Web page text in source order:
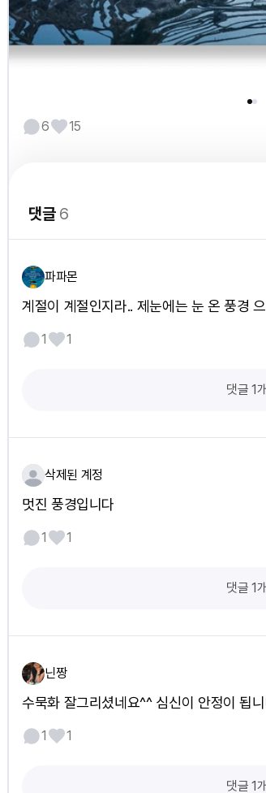
6 15
댓글6
파파몬
계절이 계절인지라.. 제눈에는 눈 온 풍경
1 1
댓글 1개
삭제된 계정
멋진 풍경입니다
1 1
댓글 1개
닌짱
수묵화 잘그리셨네요^^ 심신이 안정이 됩
1 1
댓글 1개